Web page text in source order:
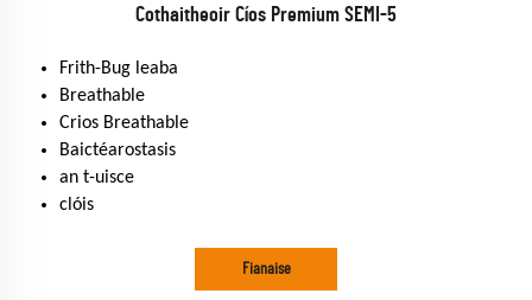
Cothaitheoir Cíos Premium SEMI-5
Frith-Bug leaba
Breathable
Crios Breathable
Baictéarostasis
an t-uisce
clóis
Fianaise